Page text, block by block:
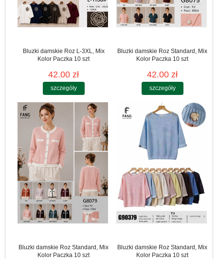
Bluzki damskie Roz L-3XL, Mix
Kolor Paczka 10 szt
42.00 zł
szczegóły
Bluzki damskie Roz Standard, Mix
Kolor Paczka 10 szt
42.00 zł
szczegóły
Bluzki damskie Roz Standard, Mix
Kolor Paczka 10 szt
Bluzki damskie Roz Standard, Mix
Kolor Paczka 10 szt